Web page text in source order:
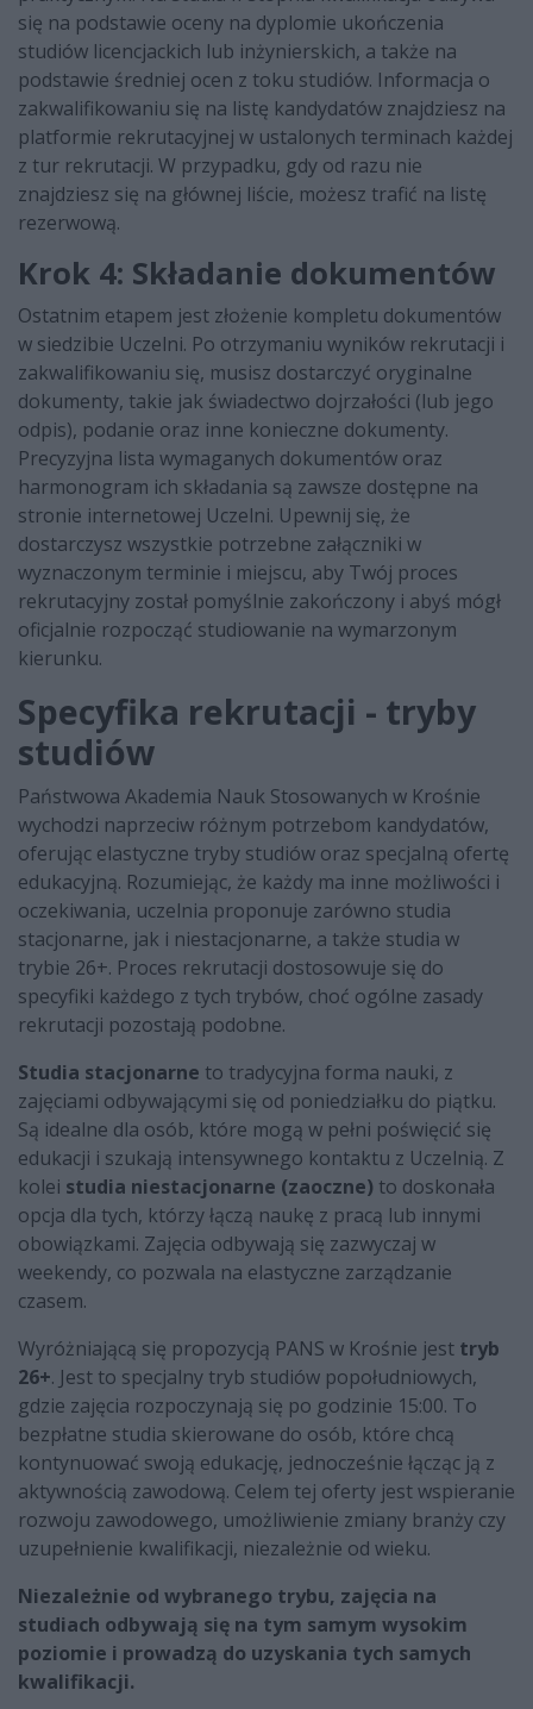
się na podstawie oceny na dyplomie ukończenia
studiów licencjackich lub inżynierskich, a także na
podstawie średniej ocen z toku studiów. Informacja o
zakwalifikowaniu się na listę kandydatów znajdziesz na
platformie rekrutacyjnej w ustalonych terminach każdej
z tur rekrutacji. W przypadku, gdy od razu nie
znajdziesz się na głównej liście, możesz trafić na listę
rezerwową.
Krok 4: Składanie dokumentów
Ostatnim etapem jest złożenie kompletu dokumentów
w siedzibie Uczelni. Po otrzymaniu wyników rekrutacji i
zakwalifikowaniu się, musisz dostarczyć oryginalne
dokumenty, takie jak świadectwo dojrzałości (lub jego
odpis), podanie oraz inne konieczne dokumenty.
Precyzyjna lista wymaganych dokumentów oraz
harmonogram ich składania są zawsze dostępne na
stronie internetowej Uczelni. Upewnij się, że
dostarczysz wszystkie potrzebne załączniki w
wyznaczonym terminie i miejscu, aby Twój proces
rekrutacyjny został pomyślnie zakończony i abyś mógł
oficjalnie rozpocząć studiowanie na wymarzonym
kierunku.
Specyfika rekrutacji - tryby
studiów
Państwowa Akademia Nauk Stosowanych w Krośnie
wychodzi naprzeciw różnym potrzebom kandydatów,
oferując elastyczne tryby studiów oraz specjalną ofertę
edukacyjną. Rozumiejąc, że każdy ma inne możliwości i
oczekiwania, uczelnia proponuje zarówno studia
stacjonarne, jak i niestacjonarne, a także studia w
trybie 26+. Proces rekrutacji dostosowuje się do
specyfiki każdego z tych trybów, choć ogólne zasady
rekrutacji pozostają podobne.
Studia stacjonarne to tradycyjna forma nauki, z
zajęciami odbywającymi się od poniedziałku do piątku.
Są idealne dla osób, które mogą w pełni poświęcić się
edukacji i szukają intensywnego kontaktu z Uczelnią. Z
kolei studia niestacjonarne (zaoczne) to doskonała
opcja dla tych, którzy łączą naukę z pracą lub innymi
obowiązkami. Zajęcia odbywają się zazwyczaj w
weekendy, co pozwala na elastyczne zarządzanie
czasem.
Wyróżniającą się propozycją PANS w Krośnie jest tryb
26+. Jest to specjalny tryb studiów popołudniowych,
gdzie zajęcia rozpoczynają się po godzinie 15:00. To
bezpłatne studia skierowane do osób, które chcą
kontynuować swoją edukację, jednocześnie łącząc ją z
aktywnością zawodową. Celem tej oferty jest wspieranie
rozwoju zawodowego, umożliwienie zmiany branży czy
uzupełnienie kwalifikacji, niezależnie od wieku.
Niezależnie od wybranego trybu, zajęcia na
studiach odbywają się na tym samym wysokim
poziomie i prowadzą do uzyskania tych samych
kwalifikacji.